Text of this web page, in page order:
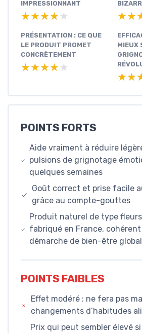
IMPRESSIONNANT
★★★★★
★★★★★
PRÉSENTATION : CE QUE
LE PRODUIT PROMET
CONCRÈTEMENT
★★★★★
★★★★★
MIEUX
POINTS FORTS
Aide vraiment à réduire
pulsions de grignotage
quelques semaines
Goût correct et prise facile
grâce au compte-gouttes
Produit naturel de type
fabriqué en France,
démarche de bien-être global
POINTS FAIBLES
Effet modéré : ne fera pas
changements d’habitudes
Prix qui peut sembler élevé